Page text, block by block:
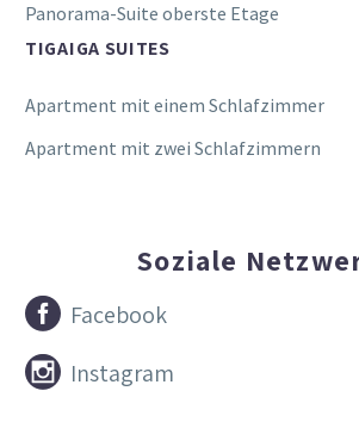
Panorama-Suite oberste Etage
TIGAIGA SUITES
Apartment mit einem Schlafzimmer
Apartment mit zwei Schlafzimmern
Soziale

 Facebook

 Instagram